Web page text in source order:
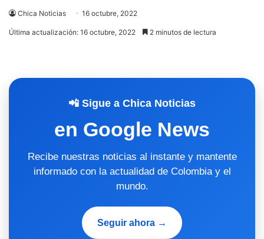
Chica Noticias 16 octubre, 2022
Última actualización: 16 octubre, 2022 2 minutos de lectura
📲 Sigue a Chica Noticias
en Google News
Recibe nuestras noticias al instante y mantente
informado con la actualidad de Colombia y el
mundo.
Seguir ahora →